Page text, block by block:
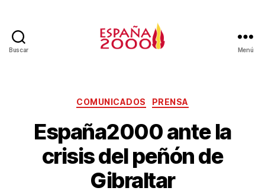
Buscar Menú
COMUNICADOS PRENSA
España2000 ante la
crisis del peñón de
Gibraltar